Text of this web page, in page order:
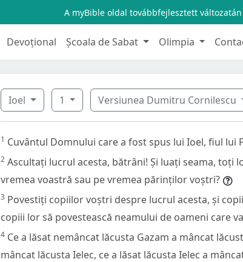
A myBible oldal továbbfejlesztett
Devoțional Școala de Sabat Olimpia
Ioel 1 Versiunea Dumitru Cornilescu
1 Cuvântul Domnului care a fost spus lui Ioel, fiul lui
2 Ascultați lucrul acesta, bătrâni! Și luați seama, toți
vremea voastră sau pe vremea părinților voștri?
3 Povestiți copiilor voștri despre lucrul acesta, și
copiii lor să povestească neamului de oameni care
4 Ce a lăsat nemâncat lăcusta Gazam a mâncat
mâncat lăcusta Ielec, ce a lăsat lăcusta Ielec a